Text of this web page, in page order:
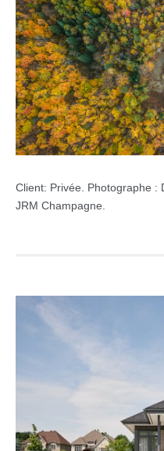
Client: Privée. Photographe :
JRM Champagne.